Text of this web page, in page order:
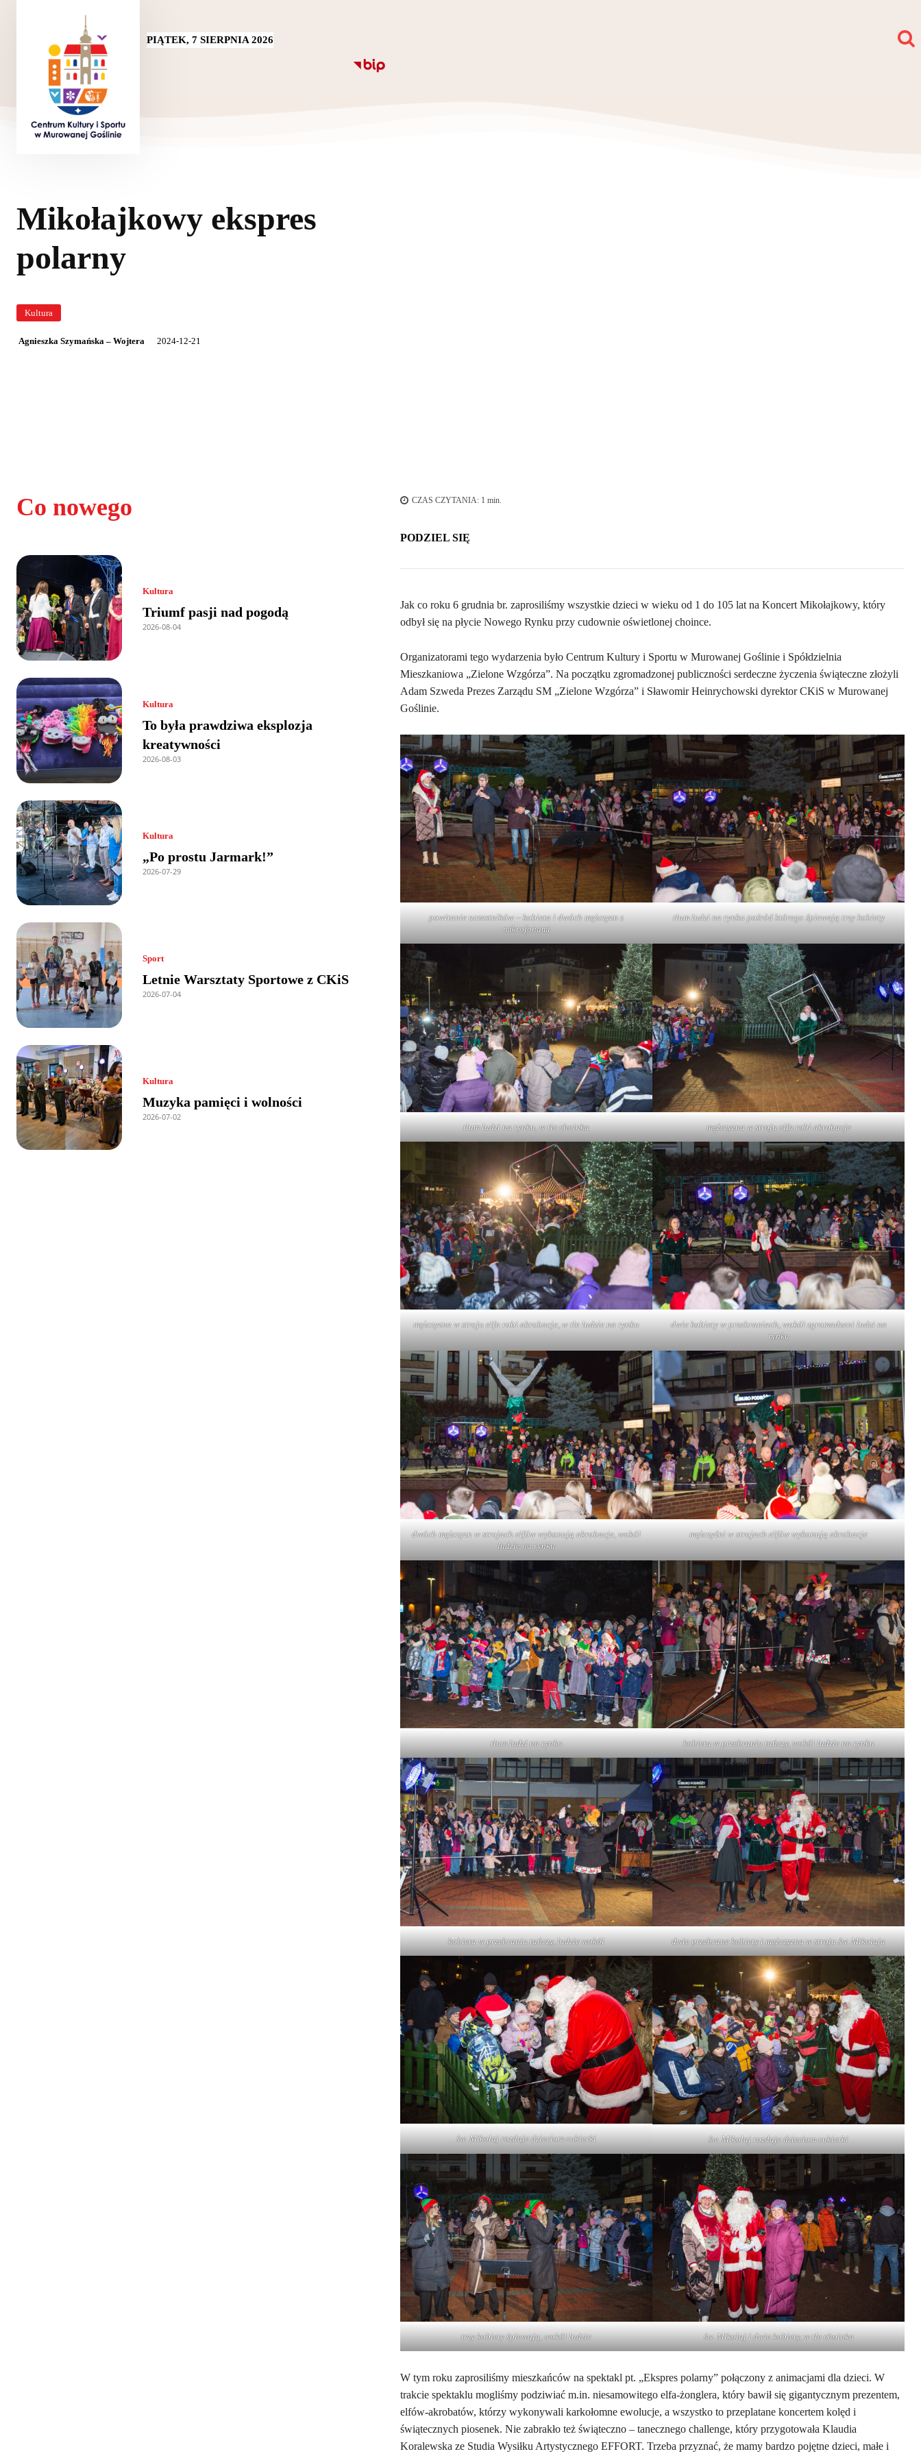
PIĄTEK, 7 SIERPNIA 2026
Mikołajkowy ekspres
polarny
Kultura
Agnieszka Szymańska – Wojtera 2024-12-21
Co nowego
Kultura
Triumf pasji nad pogodą
2026-08-04
Kultura
To była prawdziwa eksplozja
kreatywności
2026-08-03
Kultura
„Po prostu Jarmark!”
2026-07-29
Sport
Letnie Warsztaty Sportowe z CKiS
2026-07-04
Kultura
Muzyka pamięci i wolności
2026-07-02
CZAS CZYTANIA: 1 min.
PODZIEL SIĘ
Jak co roku 6 grudnia br. zaprosiliśmy wszystkie dzieci w wieku od 1 do 105 lat na Koncert Mikołajkowy, który
odbył się na płycie Nowego Rynku przy cudownie oświetlonej choince.
Organizatorami tego wydarzenia było Centrum Kultury i Sportu w Murowanej Goślinie i Spółdzielnia
Mieszkaniowa „Zielone Wzgórza”. Na początku zgromadzonej publiczności serdeczne życzenia świąteczne złożyli
Adam Szweda Prezes Zarządu SM „Zielone Wzgórza” i Sławomir Heinrychowski dyrektor CKiS w Murowanej
Goślinie.
powitanie uczestników – kobieta i dwóch mężczyzn z
mikrofonami
tłum ludzi na rynku pośród którego śpiewają trzy kobiety
tłum ludzi na rynku, w tle choinka mężczyzna w stroju elfa robi akrobacje
mężczyzna w stroju elfa robi akrobacje, w tle ludzie na rynku
dwie kobiety w przebraniach, wokół zgromadzeni ludzi na
rynku
dwóch mężczyzn w strojach elfów wykonują akrobacje, wokół
ludzie na rynku
mężczyźni w strojach elfów wykonują akrobacje
tłum ludzi na rynku kobieta w przebraniu tańczy, wokół ludzie na rynku
kobieta w przebraniu tańczy, ludzie wokół dwie przebrane kobiety i mężczyzna w stroju św. Mikołaja
św. Mikołaj rozdaje dzieciom cukierki św. Mikołaj rozdaje dzieciom cukierki
trzy kobiety śpiewają, wokół ludzie św. Mikołaj i dwie kobiety, w tle choinka
W tym roku zaprosiliśmy mieszkańców na spektakl pt. „Ekspres polarny” połączony z animacjami dla dzieci. W
trakcie spektaklu mogliśmy podziwiać m.in. niesamowitego elfa-żonglera, który bawił się gigantycznym prezentem,
elfów-akrobatów, którzy wykonywali karkołomne ewolucje, a wszystko to przeplatane koncertem kolęd i
świątecznych piosenek. Nie zabrakło też świąteczno – tanecznego challenge, który przygotowała Klaudia
Koralewska ze Studia Wysiłku Artystycznego EFFORT. Trzeba przyznać, że mamy bardzo pojętne dzieci, małe i